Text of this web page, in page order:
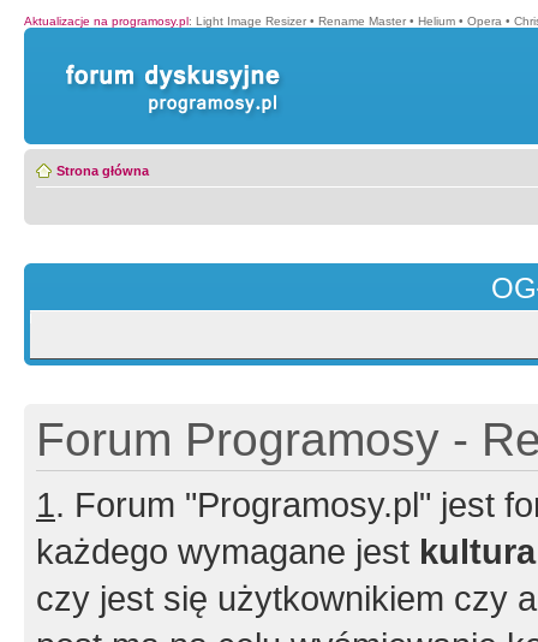
Aktualizacje na programosy.pl: Light Image Resizer • Rename Master • Helium • Opera •
Strona główna
Forum Programosy -
1. Forum "Programosy.pl" jest
każdego wymagane jest
czy jest się użytkownikiem czy